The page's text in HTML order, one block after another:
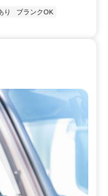
り
ブランクOK